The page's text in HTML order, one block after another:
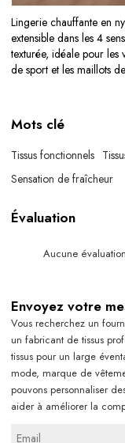
Lingerie chauffante en
extensible dans les 4
texturée, idéale pour les
de sport et les maillots
Mots clé
Tissus fonctionnels
Sensation de fraîcheur
Évaluation
Aucune
Envoyez votre
Vous recherchez un
un fabricant de tissus
tissus pour un large
mode, marque de
pouvons personnaliser
aider à améliorer la